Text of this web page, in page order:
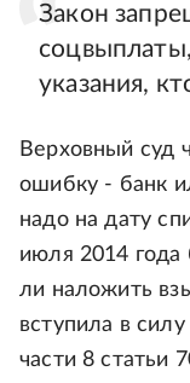
Закон
указания,
Верховный суд
ошибку - банк
надо на дату
июля 2014
ли наложить
вступила в
части 8 статьи